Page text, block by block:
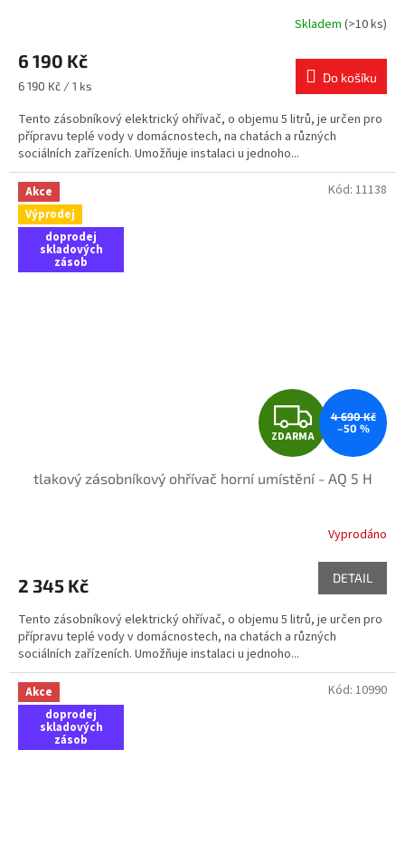
R
M
A
Skladem (>10 ks)
6 190 Kč
Měrná
6 190 Kč / 1 ks
Do košíku
Tento zásobníkový elektrický ohřívač, o objemu 5 litrů, je určen pro
přípravu teplé vody v domácnostech, na chatách a různých
sociálních zařízeních. Umožňuje instalaci u jednoho...
Akce
Výprodej
doprodej
skladových
zásob
Z
D
A
R
M
A
ZDARMA
4 690 Kč
–50 %
tlakový zásobníkový ohřívač horní umístění - AQ 5 H
Vyprodáno
2 345 Kč DETAIL
Tento zásobníkový elektrický ohřívač, o objemu 5 litrů, je určen pro
přípravu teplé vody v domácnostech, na chatách a různých
sociálních zařízeních. Umožňuje instalaci u jednoho...
Kód: 11138
Akce
doprodej
skladových
zásob
Kód: 10990